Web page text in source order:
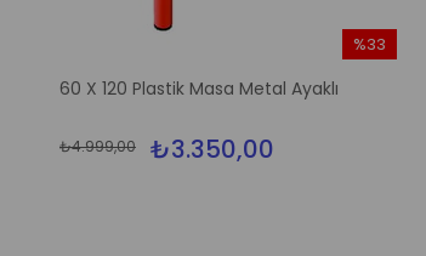
60 X 120 Plastik Masa Metal Ayaklı
₺3.350,00
₺4.999,00
%33